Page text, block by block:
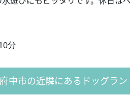
分
府中市の近隣にあるドッグラン